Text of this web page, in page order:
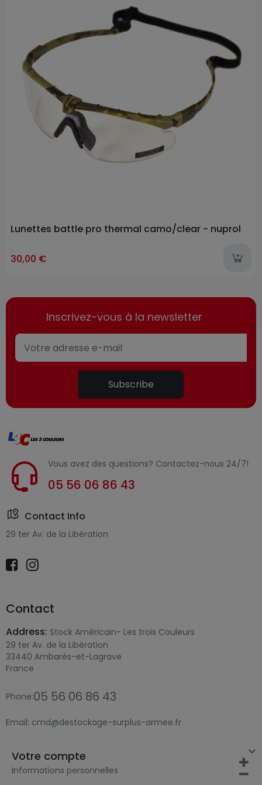
Lunettes battle pro thermal camo/clear - nuprol
30,00 €
Inscrivez-vous à la newsletter
Subscribe
Vous avez des questions? Contactez-nous 24/7!
05 56 06 86 43
Contact Info
29 ter Av. de la Libération
Contact
Address: Stock Américain- Les trois Couleurs
29 ter Av. de la Libération
33440 Ambarès-et-Lagrave
France
Phone:05 56 06 86 43
Email: cmd@destockage-surplus-armee.fr

Votre compte
Informations personnelles